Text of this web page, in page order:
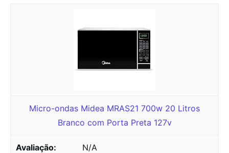
Micro-ondas Midea MRAS21 700w 20 Litros
Branco com Porta Preta 127v
N/A